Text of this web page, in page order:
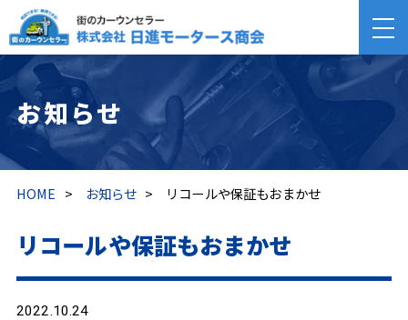
お知らせ
HOME > お知らせ > リコールや保証もおまかせ
リコールや保証もおまかせ
2022.10.24